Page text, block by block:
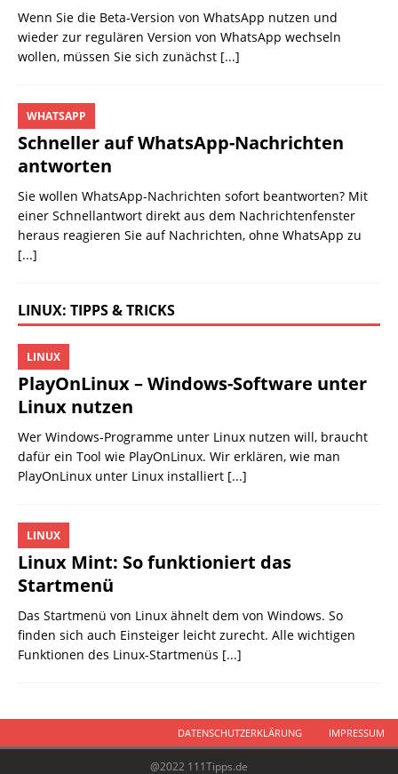
Wenn Sie die Beta-Version von WhatsApp nutzen und
wieder zur regulären Version von WhatsApp wechseln
wollen, müssen Sie sich zunächst [...]
Schneller auf WhatsApp-Nachrichten
antworten
WHATSAPP
Sie wollen WhatsApp-Nachrichten sofort beantworten? Mit
einer Schnellantwort direkt aus dem Nachrichtenfenster
heraus reagieren Sie auf Nachrichten, ohne WhatsApp zu
[...]
LINUX: TIPPS & TRICKS
PlayOnLinux – Windows-Software unter
Linux nutzen
LINUX
Wer Windows-Programme unter Linux nutzen will, braucht
dafür ein Tool wie PlayOnLinux. Wir erklären, wie man
PlayOnLinux unter Linux installiert [...]
Linux Mint: So funktioniert das
Startmenü
LINUX
Das Startmenü von Linux ähnelt dem von Windows. So
finden sich auch Einsteiger leicht zurecht. Alle wichtigen
Funktionen des Linux-Startmenüs [...]
DATENSCHUTZERKLÄRUNG IMPRESSUM
@2022 111Tipps.de